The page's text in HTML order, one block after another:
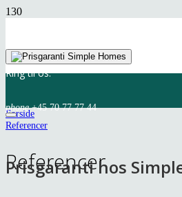
Prisgaranti hos
Ring til os:
phone+45 70 77 77 44
Forside
Referencer
Referencer